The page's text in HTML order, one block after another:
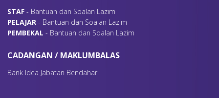
STAF - Bantuan dan Soalan Lazim
PELAJAR - Bantuan dan Soalan Lazim
PEMBEKAL - Bantuan dan Soalan Lazim
CADANGAN / MAKLUMBALAS
Bank Idea Jabatan Bendahari